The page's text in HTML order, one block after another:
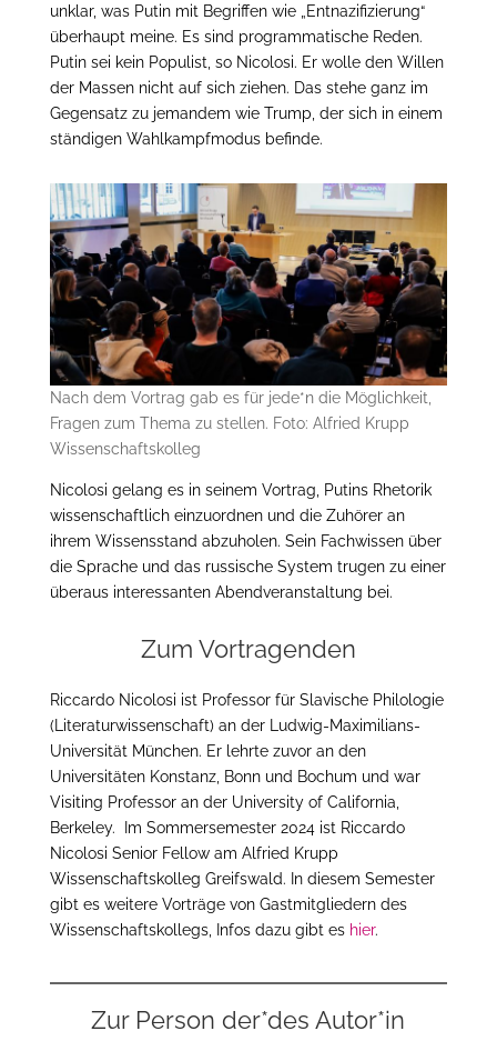
unklar, was Putin mit Begriffen wie „Entnazifizierung“
überhaupt meine. Es sind programmatische Reden.
Putin sei kein Populist, so Nicolosi. Er wolle den Willen
der Massen nicht auf sich ziehen. Das stehe ganz im
Gegensatz zu jemandem wie Trump, der sich in einem
ständigen Wahlkampfmodus befinde.
Nach dem Vortrag gab es für jede*n die Möglichkeit,
Fragen zum Thema zu stellen. Foto: Alfried Krupp
Wissenschaftskolleg
Nicolosi gelang es in seinem Vortrag, Putins Rhetorik
wissenschaftlich einzuordnen und die Zuhörer an
ihrem Wissensstand abzuholen. Sein Fachwissen über
die Sprache und das russische System trugen zu einer
überaus interessanten Abendveranstaltung bei.
Zum Vortragenden
Riccardo Nicolosi ist Professor für Slavische Philologie
(Literaturwissenschaft) an der Ludwig-Maximilians-
Universität München. Er lehrte zuvor an den
Universitäten Konstanz, Bonn und Bochum und war
Visiting Professor an der University of California,
Berkeley. Im Sommersemester 2024 ist Riccardo
Nicolosi Senior Fellow am Alfried Krupp
Wissenschaftskolleg Greifswald. In diesem Semester
gibt es weitere Vorträge von Gastmitgliedern des
Wissenschaftskollegs, Infos dazu gibt es hier.
Zur Person der*des Autor*in